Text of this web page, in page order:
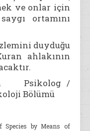
ve onlar için
ortamını
duyduğu
ahlakının
Psikolog /
Bölümü
Species by Means of